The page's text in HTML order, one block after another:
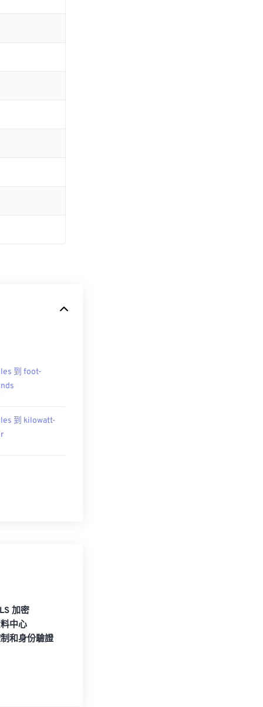
到 foot-
到 kilowatt-
加密
中心
和身份驗證